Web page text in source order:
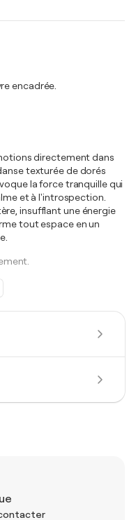
encadrée.
directement dans
texturée de dorés
la force tranquille qui
et à l'introspection.
insufflant une énergie
tout espace en un